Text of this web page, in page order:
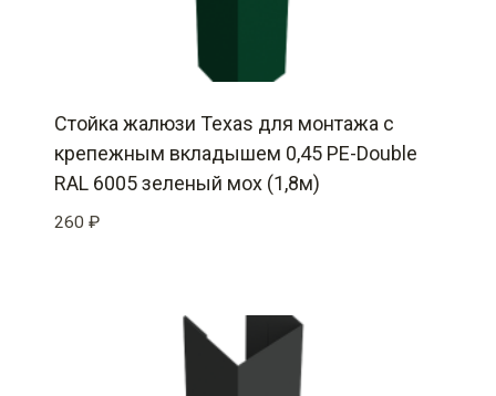
Стойка жалюзи Texas для монтажа с
крепежным вкладышем 0,45 PE-Double
RAL 6005 зеленый мох (1,8м)
260 ₽